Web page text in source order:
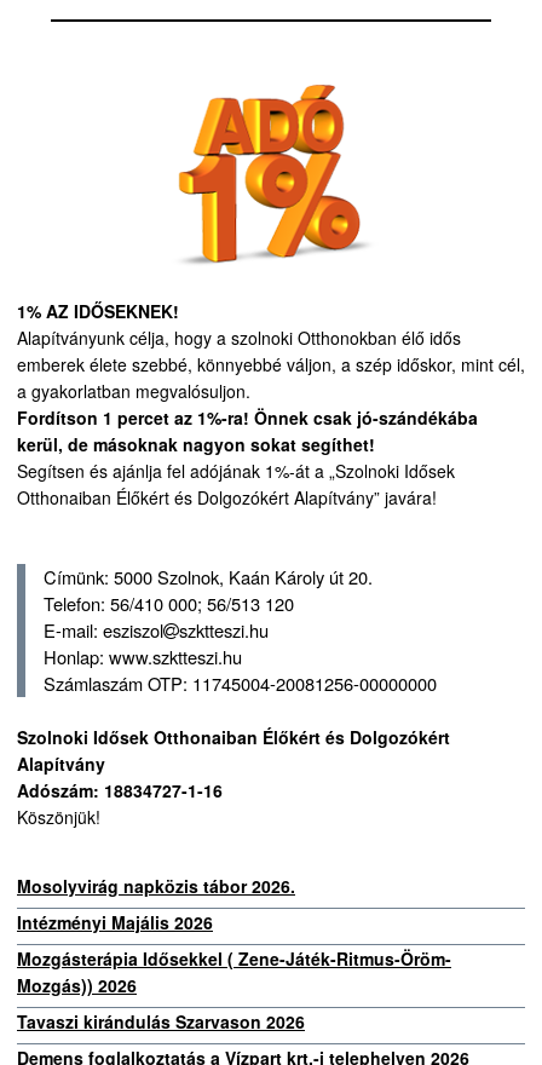
1% AZ IDŐSEKNEK!
Alapítványunk célja, hogy a szolnoki Otthonokban élő idős
emberek élete szebbé, könnyebbé váljon, a szép időskor, mint cél,
a gyakorlatban megvalósuljon.
Fordítson 1 percet az 1%-ra! Önnek csak jó-szándékába
kerül, de másoknak nagyon sokat segíthet!
Segítsen és ajánlja fel adójának 1%-át a „Szolnoki Idősek
Otthonaiban Élőkért és Dolgozókért Alapítvány” javára!
Címünk: 5000 Szolnok, Kaán Károly út 20.
Telefon: 56/410 000; 56/513 120
E-mail: esziszol
szktteszi.hu
Honlap: www.szktteszi.hu
Számlaszám OTP: 11745004-20081256-00000000
Szolnoki Idősek Otthonaiban Élőkért és Dolgozókért
Alapítvány
Adószám: 18834727-1-16
Köszönjük!
Mosolyvirág napközis tábor 2026.
Intézményi Majális 2026
Mozgásterápia Idősekkel ( Zene-Játék-Ritmus-Öröm-
Mozgás)) 2026
Tavaszi kirándulás Szarvason 2026
Demens foglalkoztatás a Vízpart krt.-i telephelyen 2026